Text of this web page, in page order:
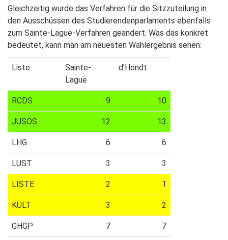
Gleichzeitig wurde das Verfahren für die Sitzzuteilung in
den Ausschüssen des Studierendenparlaments ebenfalls
zum Sainte-Laguë-Verfahren geändert. Was das konkret
bedeutet, kann man am neuesten Wahlergebnis sehen:
Liste
Sainte-
Laguë
d’Hondt
RCDS 9 10
JUSOS 12 13
LHG 6 6
LUST 3 3
LISTE 2 1
KULT 3 2
GHGP 7 7